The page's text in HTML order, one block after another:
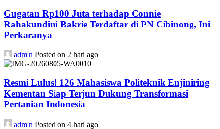
Gugatan Rp100 Juta terhadap Connie
Rahakundini Bakrie Terdaftar di PN Cibinong, Ini
Perkaranya
admin Posted on 2 hari ago
Resmi Lulus! 126 Mahasiswa Politeknik Enjiniring
Kementan Siap Terjun Dukung Transformasi
Pertanian Indonesia
admin Posted on 4 hari ago